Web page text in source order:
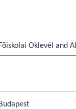
Oklevél and